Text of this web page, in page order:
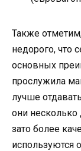
Также
недорого, что
основных
прослужила
лучше
они
зато более
используются